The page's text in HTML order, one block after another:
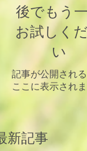
後でもう
お試しく
い
記事が公開される
ここに表示されま
新記事